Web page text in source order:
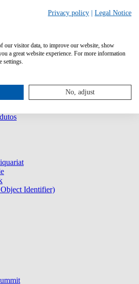
Identifier)
Privacy policy Legal Notice
our visitor data, to improve our website, show
a great website experience. For more information
settings.
No, adjust